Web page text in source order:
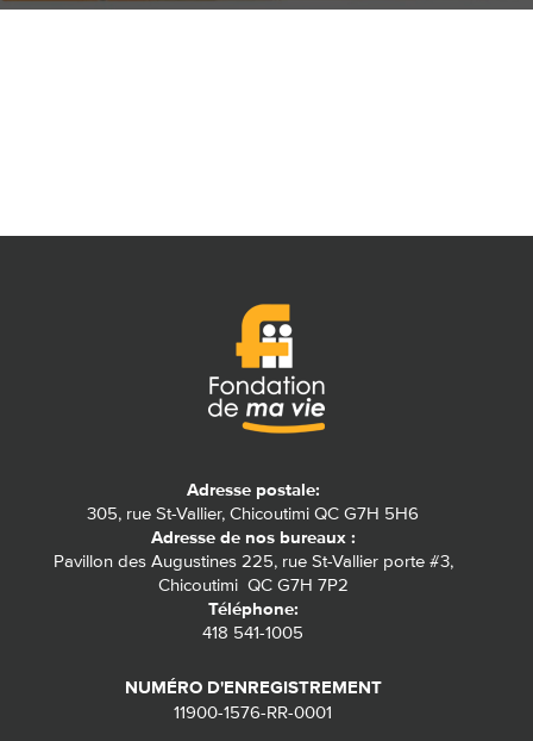
Adresse postale:
305, rue St-Vallier, Chicoutimi QC G7H 5H6
Adresse de nos bureaux :
Pavillon des Augustines 225, rue St-Vallier porte #3,
Chicoutimi QC G7H 7P2
Téléphone:
418 541-1005
NUMÉRO D'ENREGISTREMENT
11900-1576-RR-0001